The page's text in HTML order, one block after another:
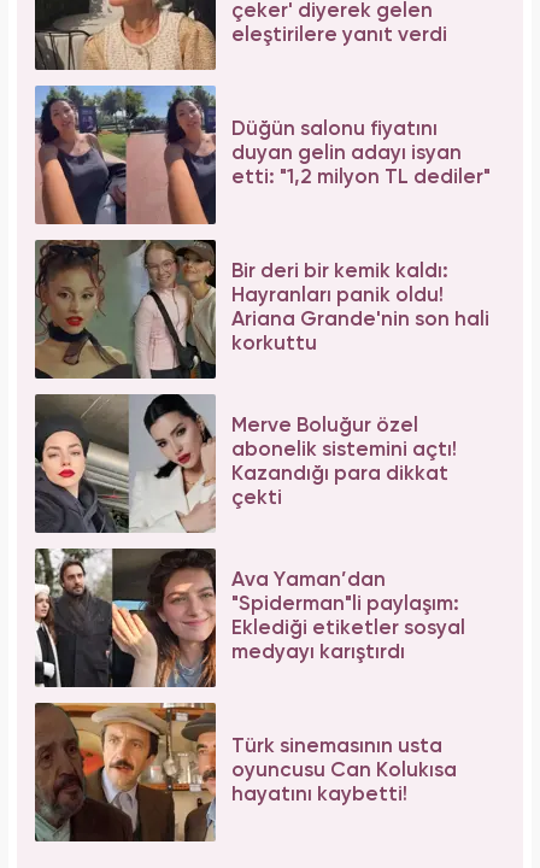
çeker' diyerek gelen
eleştirilere yanıt verdi
Düğün salonu fiyatını
duyan gelin adayı isyan
etti: "1,2 milyon TL dediler"
Bir deri bir kemik kaldı:
Hayranları panik oldu!
Ariana Grande'nin son hali
korkuttu
Merve Boluğur özel
abonelik sistemini açtı!
Kazandığı para dikkat
çekti
Ava Yaman’dan
"Spiderman"li paylaşım:
Eklediği etiketler sosyal
medyayı karıştırdı
Türk sinemasının usta
oyuncusu Can Kolukısa
hayatını kaybetti!